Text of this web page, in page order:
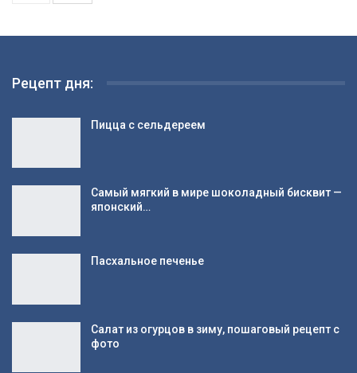
Рецепт дня:
Пицца с сельдереем
Самый мягкий в мире шоколадный бисквит —
японский…
Пасхальное печенье
Салат из огурцов в зиму, пошаговый рецепт с
фото